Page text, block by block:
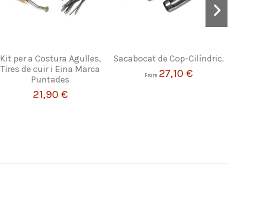
Kit per a Costura Agulles,
Tires de cuir i Eina Marca
Puntades
21,90 €
Sacabocat de Cop-Cilíndric.
From 27,10 €